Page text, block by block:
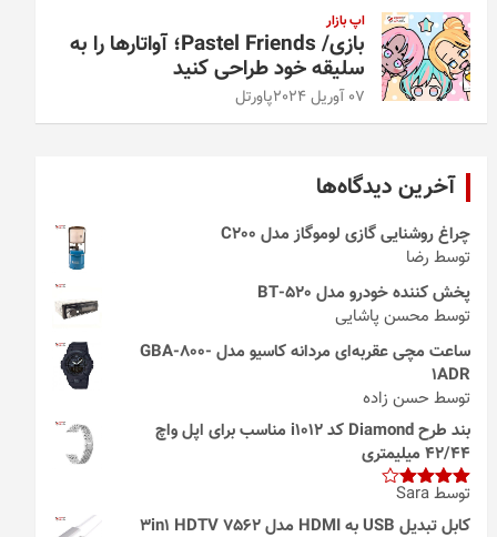
اپ بازار
بازی/ Pastel Friends؛ آواتارها را به
سلیقه خود طراحی کنید
07 آوریل 2024 پاورتل
آخرین دیدگاه‌ها
چراغ روشنایی گازی لوموگاز مدل C200
توسط رضا
پخش کننده خودرو مدل 520-BT
توسط محسن پاشایی
ساعت مچی عقربه‌ای مردانه کاسیو مدل GBA-800-
1ADR
توسط حسن زاده
بند طرح Diamond کد i1012 مناسب برای اپل واچ
42/44 میلیمتری
امتیاز4
از 5
توسط Sara
کابل تبدیل USB به HDMI مدل 3in1 HDTV 7562